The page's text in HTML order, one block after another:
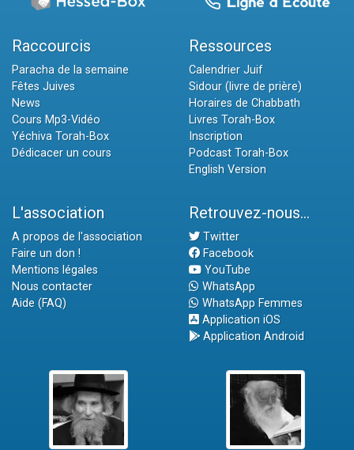
Raccourcis
Paracha de la semaine
Fêtes Juives
News
Cours Mp3-Vidéo
Yéchiva Torah-Box
Dédicacer un cours
Ressources
Calendrier Juif
Sidour (livre de prière)
Horaires de Chabbath
Livres Torah-Box
Inscription
Podcast Torah-Box
English Version
L'association
A propos de l'association
Faire un don !
Mentions légales
Nous contacter
Aide (FAQ)
Retrouvez-nous...
Twitter
Facebook
YouTube
WhatsApp
WhatsApp Femmes
Application iOS
Application Android